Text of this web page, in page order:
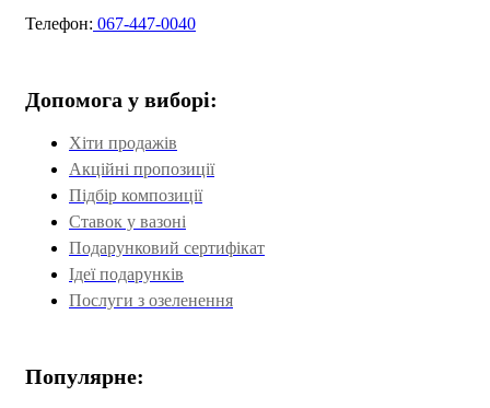
Телефон: 067-447-0040
Допомога у виборі:
Хіти продажів
Акційні пропозиції
Підбір композиції
Ставок у вазоні
Подарунковий сертифікат
Ідеї подарунків
Послуги з озеленення
Популярне: